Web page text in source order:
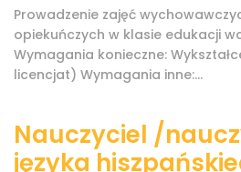
Prowadzenie zajęć
opiekuńczych w klasie edukacji
Wymagania konieczne:
licencjat) Wymagania inne:...
Nauczyciel /
języka